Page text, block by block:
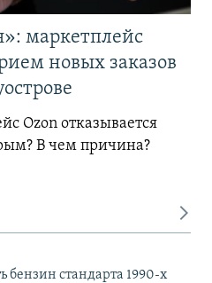
маркетплейс
новых заказов
Ozon отказывается
В чем причина?
бензин стандарта 1990-х